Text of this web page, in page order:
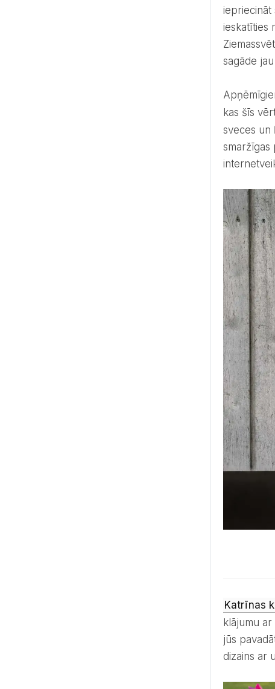
iepriecināt
ieskatīties
sagāde
Apņēmīgiem soļiem savu vietu pasaulē ieņem pozitīva tendence – ilgtspēja. Dabisks, tīrs, īsts, veselīgs. Tiem,
kas šīs
sveces un
smaržīgas
Katrīnas
klājumu
jūs
dizains ar